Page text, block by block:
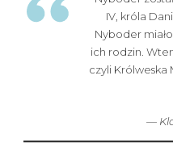
IV, króla
Nyboder
ich rodzin.
czyli Królweska
—